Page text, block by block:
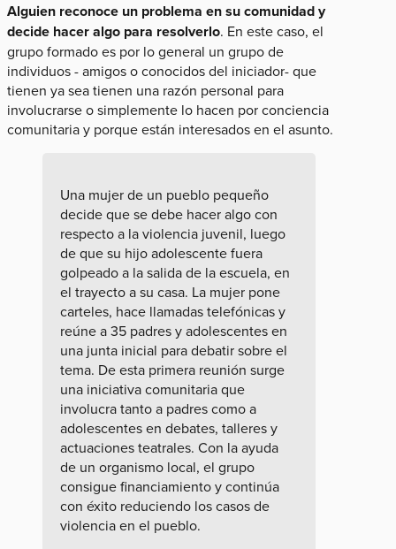
Alguien reconoce un problema en su comunidad y
decide hacer algo para resolverlo. En este caso, el
grupo formado es por lo general un grupo de
individuos - amigos o conocidos del iniciador- que
tienen ya sea tienen una razón personal para
involucrarse o simplemente lo hacen por conciencia
comunitaria y porque están interesados en el asunto.
Una mujer de un pueblo pequeño
decide que se debe hacer algo con
respecto a la violencia juvenil, luego
de que su hijo adolescente fuera
golpeado a la salida de la escuela, en
el trayecto a su casa. La mujer pone
carteles, hace llamadas telefónicas y
reúne a 35 padres y adolescentes en
una junta inicial para debatir sobre el
tema. De esta primera reunión surge
una iniciativa comunitaria que
involucra tanto a padres como a
adolescentes en debates, talleres y
actuaciones teatrales. Con la ayuda
de un organismo local, el grupo
consigue financiamiento y continúa
con éxito reduciendo los casos de
violencia en el pueblo.